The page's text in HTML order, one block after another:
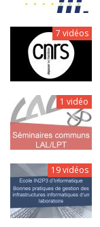
7 vidéos
1 vidéo
19 vidéos